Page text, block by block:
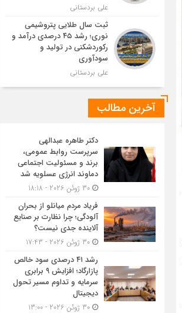
علی بردستانی
ثبت سال طلایی پتروشیمی
نوری؛ رشد ۴۵ درصدی درآمد و
رکوردشکنی در تولید و
سودآوری
علی بردستانی
آخرین مطالب
دکتر طاهره عبدالهی
سرپرست روابط عمومی،
برند و مسئولیت اجتماعی
دماوند انرژی عسلویه شد
فریاد مردم میانلو از بحران
آلودگی؛ چرا نظارت بر صنایع
آلاینده جدی نیست؟
رشد ۴۱ درصدی سود خالص
پازارگاد؛ افزایش ۹ برابری
سرمایه و تداوم مسیر تحول
دیجیتال